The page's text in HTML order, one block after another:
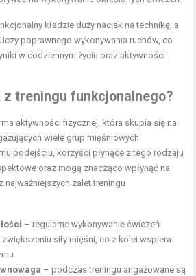
kładzie duży nacisk na technikę, a
poprawnego wykonywania ruchów, co
w codziennym życiu oraz aktywności
z treningu funkcjonalnego?
aktywności fizycznej, która skupia się na
wiele grup mięśniowych
podejściu, korzyści płynące z tego rodzaju
oraz mogą znacząco wpłynąć na
najważniejszych zalet treningu
– regularne wykonywanie ćwiczeń
siły mięśni, co z kolei wspiera
– podczas treningu angażowane są